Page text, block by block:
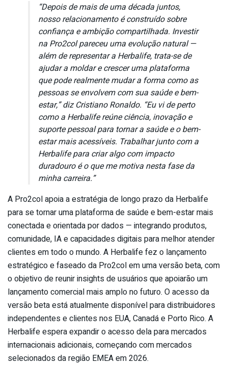
“Depois de mais de uma década juntos,
nosso relacionamento é construído sobre
confiança e ambição compartilhada. Investir
na Pro2col pareceu uma evolução natural —
além de representar a Herbalife, trata-se de
ajudar a moldar e crescer uma plataforma
que pode realmente mudar a forma como as
pessoas se envolvem com sua saúde e bem-
estar,” diz Cristiano Ronaldo. “Eu vi de perto
como a Herbalife reúne ciência, inovação e
suporte pessoal para tornar a saúde e o bem-
estar mais acessíveis. Trabalhar junto com a
Herbalife para criar algo com impacto
duradouro é o que me motiva nesta fase da
minha carreira.”
A Pro2col apoia a estratégia de longo prazo da Herbalife
para se tornar uma plataforma de saúde e bem-estar mais
conectada e orientada por dados — integrando produtos,
comunidade, IA e capacidades digitais para melhor atender
clientes em todo o mundo. A Herbalife fez o lançamento
estratégico e faseado da Pro2col em uma versão beta, com
o objetivo de reunir insights de usuários que apoiarão um
lançamento comercial mais amplo no futuro. O acesso da
versão beta está atualmente disponível para distribuidores
independentes e clientes nos EUA, Canadá e Porto Rico. A
Herbalife espera expandir o acesso dela para mercados
internacionais adicionais, começando com mercados
selecionados da região EMEA em 2026.